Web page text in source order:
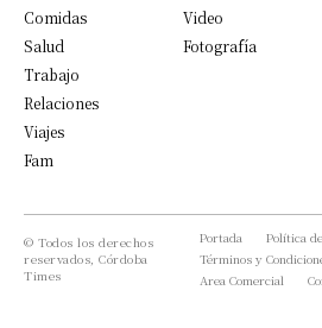
Comidas
Salud
Trabajo
Relaciones
Viajes
Fam
Video
Fotografía
© Todos los derechos
reservados, Córdoba
Times
Portada
Política
Términos y
Area Comercial